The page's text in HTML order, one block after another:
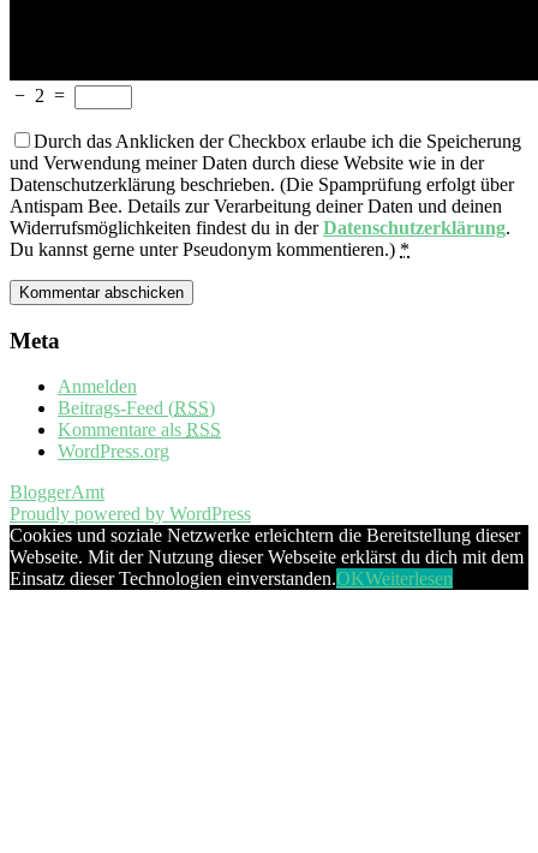
− 2 =
Durch das Anklicken der Checkbox erlaube ich die Speicherung
und Verwendung meiner Daten durch diese Website wie in der
Datenschutzerklärung beschrieben. (Die Spamprüfung erfolgt über
Antispam Bee. Details zur Verarbeitung deiner Daten und deinen
Widerrufsmöglichkeiten findest du in derDatenschutzerklärung.
Du kannst gerne unter Pseudonym kommentieren.) *
Meta
Anmelden
Beitrags-Feed (RSS)
Kommentare als RSS
WordPress.org
BloggerAmt
Proudly powered by WordPress
Cookies und soziale Netzwerke erleichtern die Bereitstellung dieser
Webseite. Mit der Nutzung dieser Webseite erklärst du dich mit dem
Einsatz dieser Technologien einverstanden.OKWeiterlesen